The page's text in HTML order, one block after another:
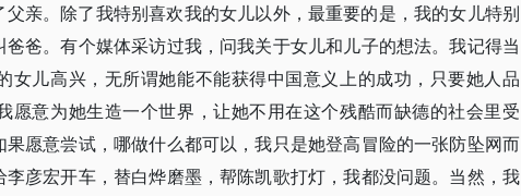
亲。除了我特别喜欢我的女儿以外，最重要的是，我的女儿特别
爸。有个媒体采访过我，问我关于女儿和儿子的想法。我记得当
女儿高兴，无所谓她能不能获得中国意义上的成功，只要她人品
愿意为她生造一个世界，让她不用在这个残酷而缺德的社会里受
愿意尝试，哪做什么都可以，我只是她登高冒险的一张防坠网而
彦宏开车，替白烨磨墨，帮陈凯歌打灯，我都没问题。当然，我